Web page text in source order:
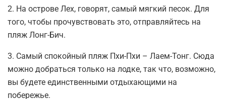
2. На острове Лех, говорят, самый мягкий песок. Для
того, чтобы прочувствовать это, отправляйтесь на
пляж Лонг-Бич.
3. Самый спокойный пляж Пхи-Пхи – Лаем-Тонг. Сюда
можно добраться только на лодке, так что, возможно,
вы будете единственными отдыхающими на
побережье.